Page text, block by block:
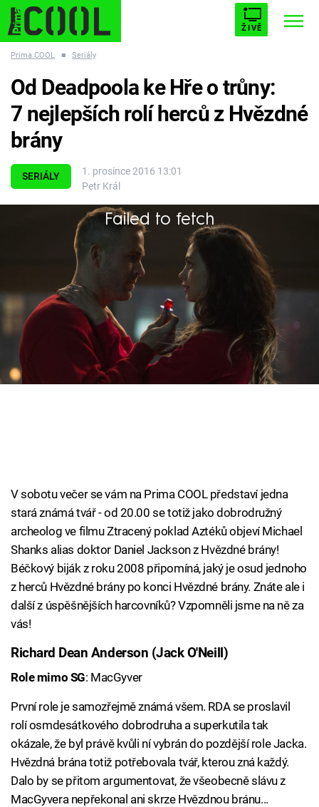
ŽIVĚ
ESCAPE PLNEJ KOTEL AVENGERS 5
Témata
Hry
Cool Esport
Pořady
Sledujte nás
Prima COOL ■ Seriály
SERIÁLY
1. prosince 2016 13:01
Petr Král
Od Deadpoola ke Hře o trůny:
7 nejlepších rolí herců z Hvězdné
brány
Failed to fetch
Někdo šel za lepším, někdo... zase jinam.
V sobotu večer se vám na Prima COOL představí jedna
stará známá tvář - od 20.00 se totiž jako dobrodružný
archeolog ve filmu Ztracený poklad Aztéků objeví Michael
Shanks alias doktor Daniel Jackson z Hvězdné brány!
Béčkový biják z roku 2008 připomíná, jaký je osud jednoho
z herců Hvězdné brány po konci Hvězdné brány. Znáte ale i
další z úspěšnějších harcovníků? Vzpomněli jsme na ně za
vás!
Richard Dean Anderson (Jack O'Neill)
Role mimo SG: MacGyver
První role je samozřejmě známá všem. RDA se proslavil
rolí osmdesátkového dobrodruha a superkutila tak
okázale, že byl právě kvůli ní vybrán do pozdější role Jacka.
Hvězdná brána totiž potřebovala tvář, kterou zná každý.
Dalo by se přitom argumentovat, že všeobecně slávu z
MacGyvera nepřekonal ani skrze Hvězdnou bránu...